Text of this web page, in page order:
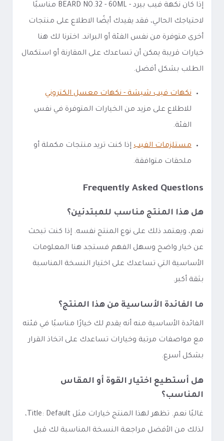
إذا كان نكهة فيب بيرد - BEARD NO.32 - 60ML مناسبًا
لاحتياجك الحالي، فقد يفيدك أيضًا الاطلاع على منتجات
أخرى متوفرة من نفس الفئة أو البراند. اخترنا لك هنا
خيارات قريبة يمكن أن تساعدك على المقارنة أو استكمال
الطلب بشكل أفضل.
نكهات فيب شيشة - نكهات معسل الكتروني
للاطلاع على مزيد من الخيارات المتوفرة في نفس
الفئة.
مستلزمات الفيب إذا كنت تريد منتجات مكملة أو
ملحقات متوافقة.
Frequently Asked Questions
هل هذا المنتج مناسب للمبتدئين؟
نعم، ويعتمد ذلك على نوع المنتج نفسه. إذا كنت تبحث
عن خيار واضح وسهل الفهم فستجد هنا المعلومات
الأساسية التي تساعدك على اختيار النسخة المناسبة
بثقة أكبر.
ما الفائدة الأساسية من هذا المنتج؟
الفائدة الأساسية منه أنه يقدم لك خيارًا مناسبًا في فئته
مع مواصفات مرتبة وخيارات تساعدك على اتخاذ القرار
بشكل أسرع.
هل أستطيع اختيار القوة أو المقاس
المناسب؟
غالبًا نعم. تظهر لهذا المنتج خيارات مثل Title: Default،
لذلك من الأفضل مراجعة النسخة المناسبة لك قبل